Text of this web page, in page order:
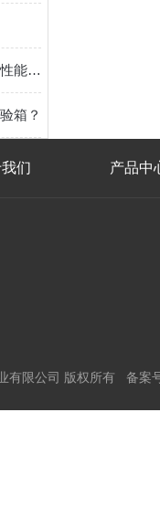
GB-T1689-1998硫化橡胶耐磨性能测定
箱？
们 产品中
有限公司 版权所有 备案